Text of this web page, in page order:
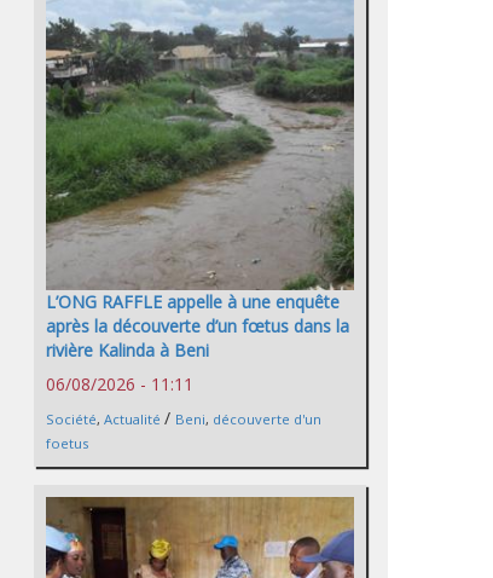
L’ONG RAFFLE appelle à une enquête
après la découverte d’un fœtus dans la
rivière Kalinda à Beni
06/08/2026 - 11:11
Société, Actualité / Beni, découverte d'un
foetus